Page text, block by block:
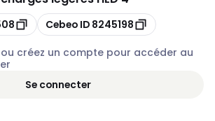
Copier
Cebeo ID 8245198
créez un compte pour accéder au
Se connecter